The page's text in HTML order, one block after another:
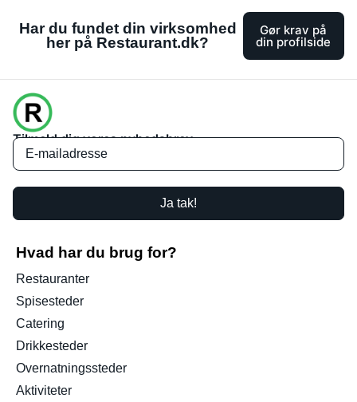
Har du fundet din virksomhed
her på Restaurant.dk?
Gør krav på
din profilside
Tilmeld dig vores nyhedsbrev
Ja tak!
Hvad har du brug for?
Restauranter
Spisesteder
Catering
Drikkesteder
Overnatningssteder
Aktiviteter